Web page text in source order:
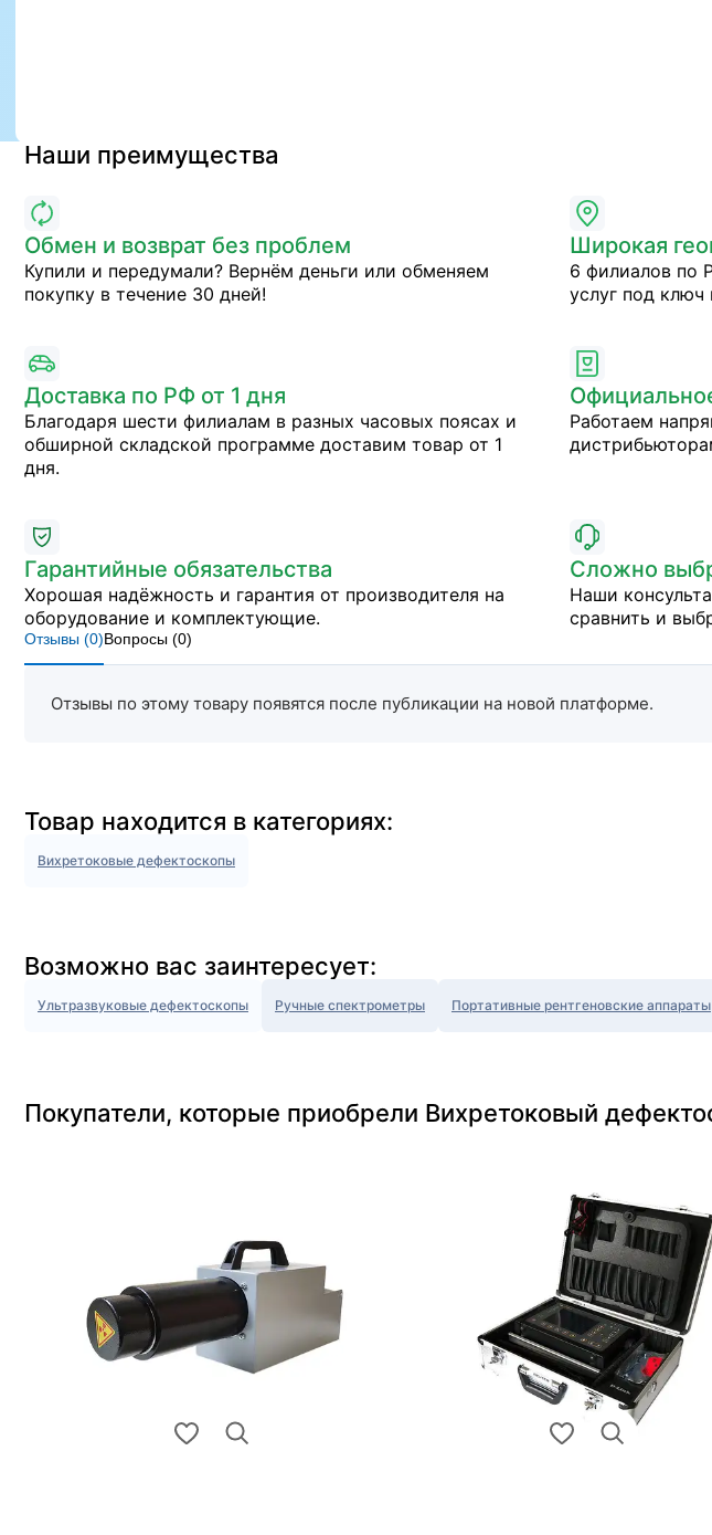
Наши преимущества
Обмен и возврат без проблем
Купили и передумали? Вернём деньги или обменяем
покупку в течение 30 дней!
Широкая
6 филиалов по
услуг под
Доставка по РФ от 1 дня
Благодаря шести филиалам в разных часовых поясах и
обширной складской программе доставим товар от 1
дня.
Работаем
Гарантийные обязательства
Хорошая надёжность и гарантия от производителя на
оборудование и комплектующие.
Сложно
Наши
сравнить и
Отзывы (0)Вопросы (0)
Отзывы по этому товару появятся после публикации на новой платформе.
Товар находится в категориях:
Вихретоковые дефектоскопы
Возможно вас заинтересует:
Ультразвуковые дефектоскопы Ручные спектрометры Портативные рентгеновские аппараты
Покупатели, которые приобрели Вихретоковый